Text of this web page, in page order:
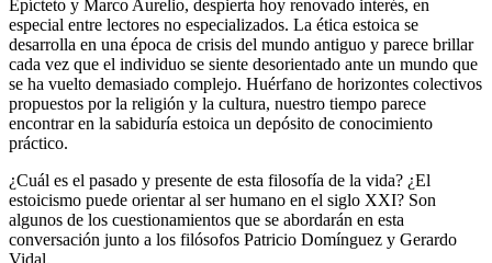
Epícteto y Marco Aurelio, despierta hoy renovado interés, en
especial entre lectores no especializados. La ética estoica se
desarrolla en una época de crisis del mundo antiguo y parece brillar
cada vez que el individuo se siente desorientado ante un mundo que
se ha vuelto demasiado complejo. Huérfano de horizontes colectivos
propuestos por la religión y la cultura, nuestro tiempo parece
encontrar en la sabiduría estoica un depósito de conocimiento
práctico.
¿Cuál es el pasado y presente de esta filosofía de la vida? ¿El
estoicismo puede orientar al ser humano en el siglo XXI? Son
algunos de los cuestionamientos que se abordarán en esta
conversación junto a los filósofos Patricio Domínguez y Gerardo